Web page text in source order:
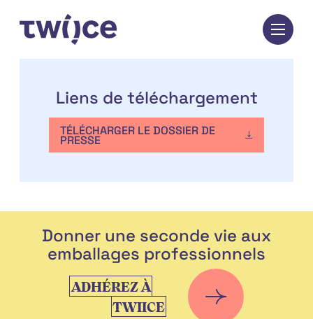
contenu
Liens de téléchargement
TÉLÉCHARGER LE DOSSIER DE
PRESSE
Donner une seconde vie aux
emballages professionnels
ADHÉREZ À
TWIICE